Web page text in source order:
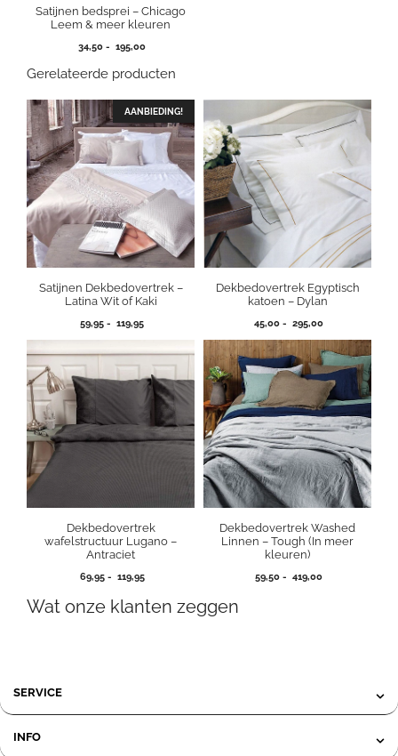
Satijnen bedsprei – Chicago
Leem & meer kleuren
34,50 - 195,00Prijsklasse:
tot
Gerelateerde producten
AANBIEDING!
Satijnen Dekbedovertrek –
Latina Wit of Kaki
59,95 - 119,95Prijsklasse:
tot
119,95
Dekbedovertrek Egyptisch
katoen – Dylan
45,00 - 295,00Prijsklasse:
tot
295,00
Dekbedovertrek
wafelstructuur Lugano –
Antraciet
69,95 - 119,95Prijsklasse:
tot
Dekbedovertrek Washed
Linnen – Tough (In meer
kleuren)
59,50 - 419,00Prijsklasse:
Wat onze klanten zeggen
SERVICE
INFO